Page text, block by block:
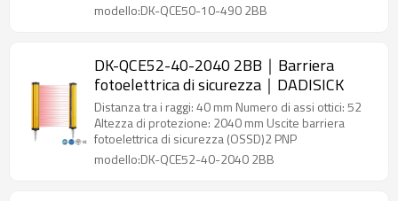
modello:DK-QCE50-10-490 2BB
DK-QCE52-40-2040 2BB｜Barriera
fotoelettrica di sicurezza｜DADISICK
Distanza tra i raggi: 40 mm Numero di assi ottici: 52
Altezza di protezione: 2040 mm Uscite barriera
fotoelettrica di sicurezza (OSSD)2 PNP
modello:DK-QCE52-40-2040 2BB